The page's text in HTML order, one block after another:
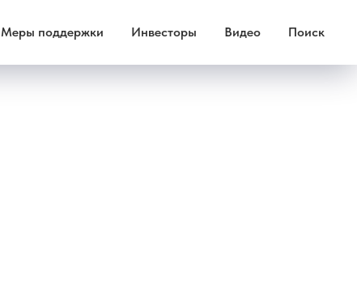
Меры поддержки Инвесторы Видео Поиск